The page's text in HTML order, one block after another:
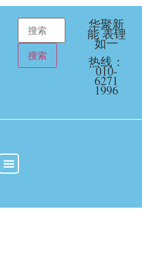
华聚新
能 表锂
如一
热线：
010-
6271
1996